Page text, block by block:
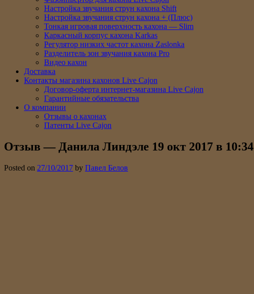
Настройка звучания струн кахона Shift
Настройка звучания струн кахона + (Плюс)
Тонкая игровая поверхность кахона — Slim
Каркасный корпус кахона Karkas
Регулятор низких частот кахона Zaslonka
Разделитель зон звучания кахона Pro
Видео кахон
Доставка
Контакты магазина кахонов Live Cajon
Договор-оферта интернет-магазина Live Cajon
Гарантийные обязательства
О компании
Отзывы о кахонах
Патенты Live Cajon
Отзыв — Данила Линдэле 19 окт 2017 в 10:34
Posted on 27/10/2017 by Павел Белов